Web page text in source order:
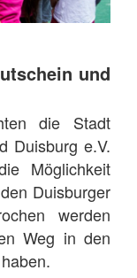
und
die Stadt
Duisburg e.V.
Möglichkeit
Duisburger
werden
Weg in den